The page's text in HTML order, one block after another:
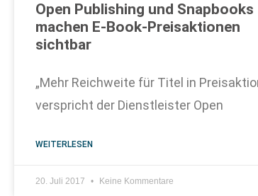
Open Publishing und Snapbooks
machen E-Book-Preisaktionen
sichtbar
„Mehr Reichweite für Titel in
verspricht der Dienstleister Open
WEITERLESEN
20. Juli 2017 Keine Kommentare